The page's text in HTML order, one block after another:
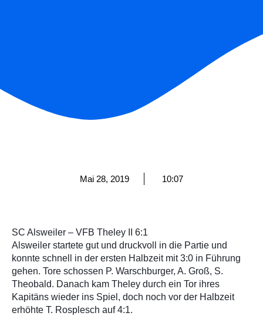
Mai 28, 2019 10:07
SC Alsweiler – VFB Theley II 6:1
Alsweiler startete gut und druckvoll in die Partie und
konnte schnell in der ersten Halbzeit mit 3:0 in Führung
gehen. Tore schossen P. Warschburger, A. Groß, S.
Theobald. Danach kam Theley durch ein Tor ihres
Kapitäns wieder ins Spiel, doch noch vor der Halbzeit
erhöhte T. Rosplesch auf 4:1.